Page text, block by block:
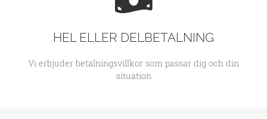
HEL ELLER DELBETALNING
Vi erbjuder betalningsvillkor som passar dig och din
situation